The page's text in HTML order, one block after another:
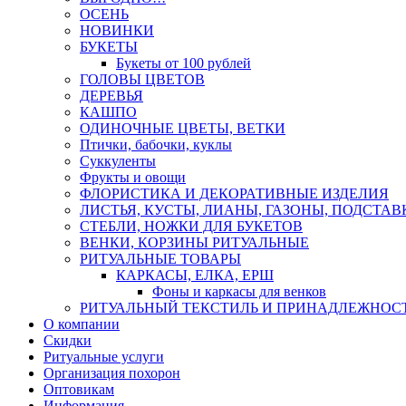
ОСЕНЬ
НОВИНКИ
БУКЕТЫ
Букеты от 100 рублей
ГОЛОВЫ ЦВЕТОВ
ДЕРЕВЬЯ
КАШПО
ОДИНОЧНЫЕ ЦВЕТЫ, ВЕТКИ
Птички, бабочки, куклы
Суккуленты
Фрукты и овощи
ФЛОРИСТИКА И ДЕКОРАТИВНЫЕ ИЗДЕЛИЯ
ЛИСТЬЯ, КУСТЫ, ЛИАНЫ, ГАЗОНЫ,
СТЕБЛИ, НОЖКИ ДЛЯ БУКЕТОВ
ВЕНКИ, КОРЗИНЫ РИТУАЛЬНЫЕ
РИТУАЛЬНЫЕ ТОВАРЫ
КАРКАСЫ, ЕЛКА, ЕРШ
Фоны и каркасы для венков
РИТУАЛЬНЫЙ ТЕКСТИЛЬ И
О компании
Скидки
Ритуальные услуги
Организация похорон
Оптовикам